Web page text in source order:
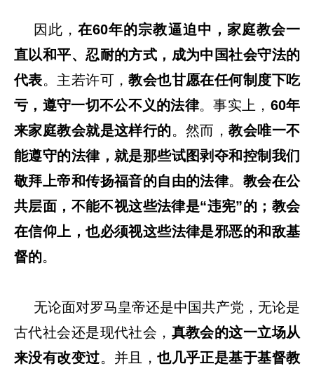
因此，在60年的宗教逼迫中，家庭教会一
直以和平、忍耐的方式，成为中国社会守法的
代表。主若许可，教会也甘愿在任何制度下吃
亏，遵守一切不公不义的法律。事实上， 60年
来家庭教会就是这样行的。然而，教会唯一不
能遵守的法律，就是那些试图剥夺和控制我们
敬拜上帝和传扬福音的自由的法律。 教会在公
共层面，不能不视这些法律是“违宪”的；教会
在信仰上，也必须视这些法律是邪恶的和敌基
督的。
无论面对罗马皇帝还是中国共产党，无论是
古代社会还是现代社会， 真教会的这一立场从
来没有改变过。并且，也几乎正是基于基督教